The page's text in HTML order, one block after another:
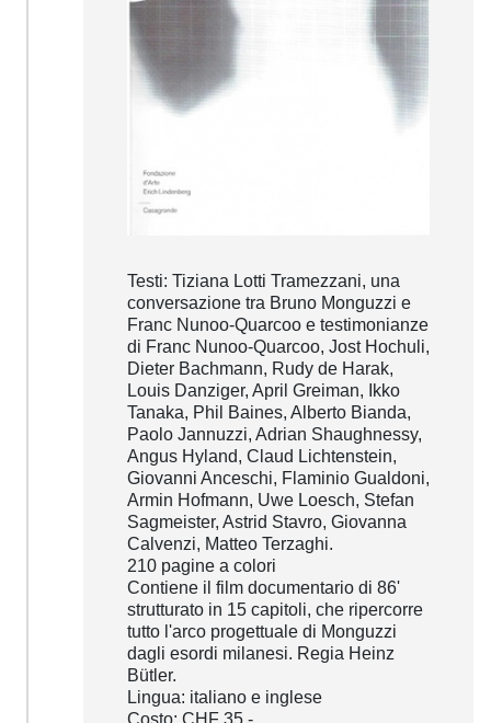
Testi: Tiziana Lotti Tramezzani, una
conversazione tra Bruno Monguzzi e
Franc Nunoo-Quarcoo e testimonianze
di Franc Nunoo-Quarcoo, Jost Hochuli,
Dieter Bachmann, Rudy de Harak,
Louis Danziger, April Greiman, Ikko
Tanaka, Phil Baines, Alberto Bianda,
Paolo Jannuzzi, Adrian Shaughnessy,
Angus Hyland, Claud Lichtenstein,
Giovanni Anceschi, Flaminio Gualdoni,
Armin Hofmann, Uwe Loesch, Stefan
Sagmeister, Astrid Stavro, Giovanna
Calvenzi, Matteo Terzaghi.
210 pagine a colori
Contiene il film documentario di 86'
strutturato in 15 capitoli, che ripercorre
tutto l'arco progettuale di Monguzzi
dagli esordi milanesi. Regia Heinz
Bütler.
Lingua: italiano e inglese
Costo: CHF 35.-